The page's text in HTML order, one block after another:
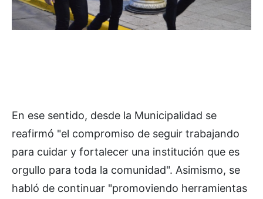
En ese sentido, desde la Municipalidad se
reafirmó "el compromiso de seguir trabajando
para cuidar y fortalecer una institución que es
orgullo para toda la comunidad". Asimismo, se
habló de continuar "promoviendo herramientas